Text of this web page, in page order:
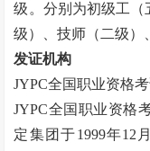
级。 分别为初级工（
级）、技师（二级）
发证机构
JYPC全国职业资格
JYPC全国职业资格
定集团于1999年12